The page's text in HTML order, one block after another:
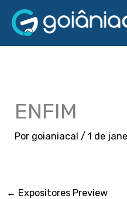
para
ENFIM
Por goianiacal/1 de
← Expositores Preview